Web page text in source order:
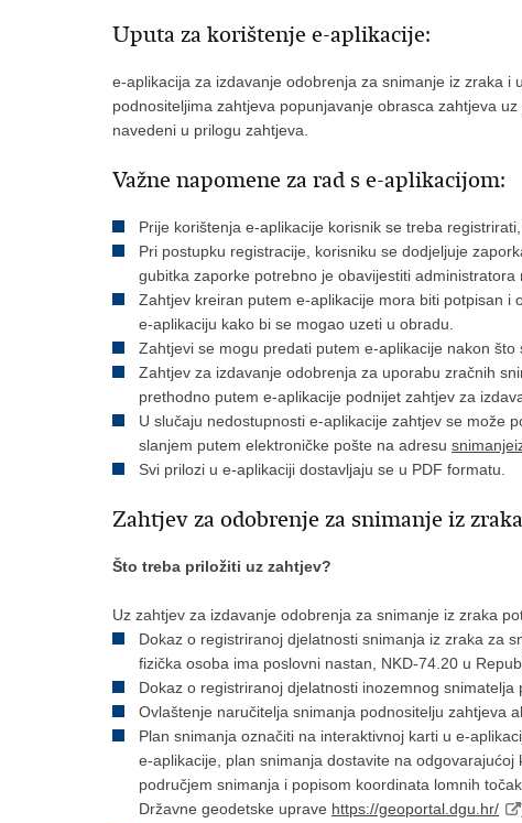
Uputa za korištenje e-aplikacije:
e-aplikacija za izdavanje odobrenja za snimanje iz zraka i
podnositeljima zahtjeva popunjavanje obrasca zahtjeva
navedeni u prilogu zahtjeva.
Važne napomene za rad s e-aplikacijom:
Prije korištenja e-aplikacije korisnik se treba
Pri postupku registracije, korisniku se dodjeljuje
gubitka zaporke potrebno je obavijestiti
Zahtjev kreiran putem e-aplikacije mora biti potpisan i
e-aplikaciju kako bi se mogao uzeti u obradu.
Zahtjevi se mogu predati putem e-aplikacije nakon što
Zahtjev za izdavanje odobrenja za uporabu zračnih
prethodno putem e-aplikacije podnijet zahtjev za
U slučaju nedostupnosti e-aplikacije zahtjev se može
slanjem putem elektroničke pošte na adresu
Svi prilozi u e-aplikaciji dostavljaju se u PDF formatu.
Zahtjev za odobrenje za snimanje iz zraka
Što treba priložiti uz zahtjev?
Uz zahtjev za izdavanje odobrenja za snimanje iz zraka
Dokaz o registriranoj djelatnosti snimanja iz zraka za
fizička osoba ima poslovni nastan, NKD-74.20 u
Dokaz o registriranoj djelatnosti inozemnog
Ovlaštenje naručitelja snimanja podnositelju zahtjeva
Plan snimanja označiti na interaktivnoj karti u e-
e-aplikacije, plan snimanja dostavite na
područjem snimanja i popisom koordinata lomnih
Državne geodetske uprave https://geoportal.dgu.hr/